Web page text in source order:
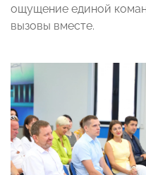
ощущение единой
вызовы вместе.